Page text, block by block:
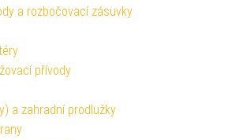
a rozbočovací zásuvky
přívody
a zahradní prodlužky